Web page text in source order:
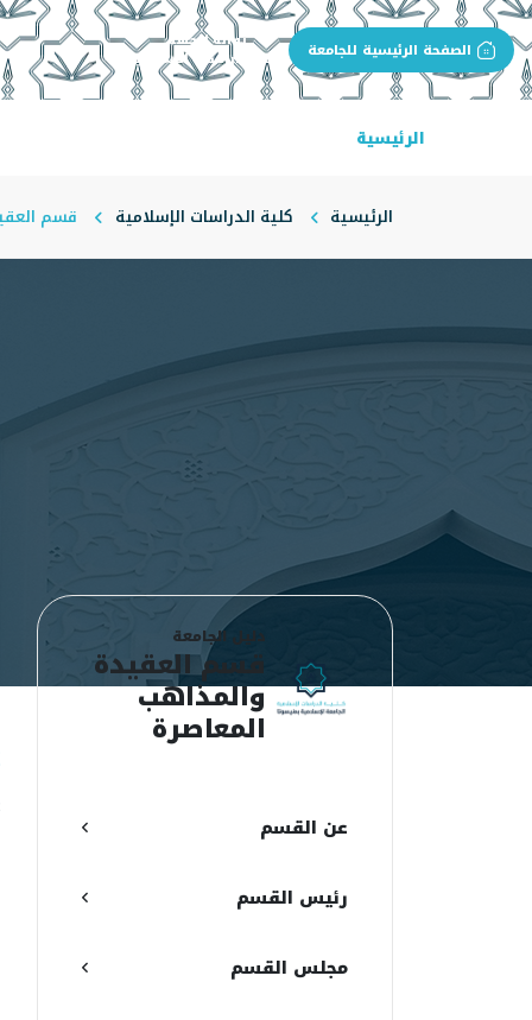
الصفحة الرئيسية للجامعة بوابة الجهة
كلية الدراسات الإسلامية
الرئيسية
الرئيسية كلية الدراسات الإسلامية قسم
دليل الجامعة
قسم العقيدة
والمذاهب
المعاصرة
عن القسم
رئيس القسم
مجلس القسم